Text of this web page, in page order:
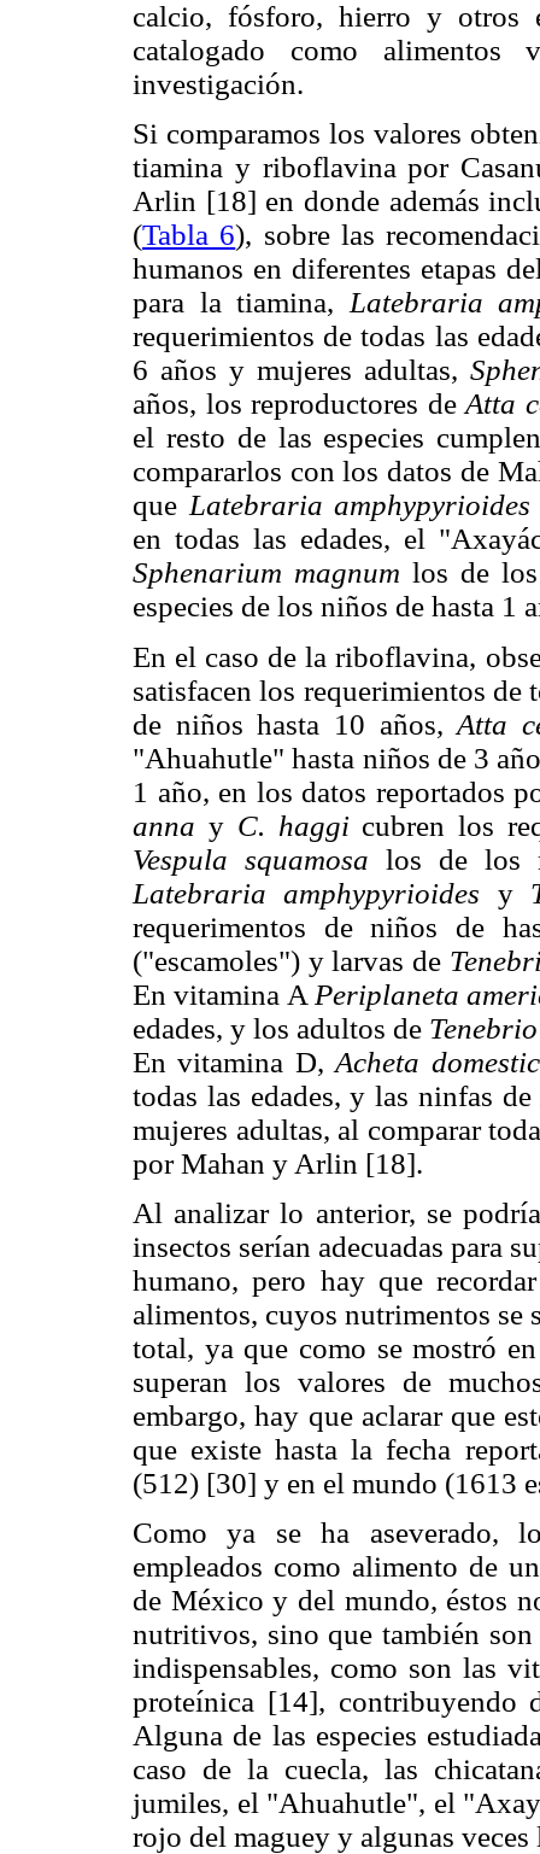
calcio, fósforo, hierro y otros
catalogado como
investigación.
Si comparamos los valores
tiamina y riboflavina por
Arlin [18] en donde además
(Tabla 6), sobre las
humanos en diferentes etapas
para la tiamina, Latebraria
requerimientos de todas las
6 años y mujeres adultas,
años, los reproductores deAtta
el resto de las especies
compararlos con los datos de
que Latebraria amphypyrioides
en todas las edades, el
Sphenarium magnum los de
especies de los niños de hasta 1
En el caso de la riboflavina,
satisfacen los requerimientos de
de niños hasta 10 años,Atta
"Ahuahutle" hasta niños de 3
1 año, en los datos reportados
anna y C. haggicubren los
Vespula squamosa los de los
Latebraria amphypyrioides y
requerimentos de niños de
("escamoles") y larvas de
En vitamina A Periplaneta
edades, y los adultos de
En vitamina D,Acheta
todas las edades, y las ninfas de
mujeres adultas, al comparar
por Mahan y Arlin [18].
Al analizar lo anterior, se
insectos serían adecuadas para
humano, pero hay que
alimentos, cuyos nutrimentos se
total, ya que como se mostró
superan los valores de
embargo, hay que aclarar que
que existe hasta la fecha
(512) [30] y en el mundo (1613
Como ya se ha aseverado,
empleados como alimento de
de México y del mundo, éstos
nutritivos, sino que también
indispensables, como son las
proteínica [14], contribuyendo
Alguna de las especies
caso de la cuecla, las
jumiles, el "Ahuahutle", el
rojo del maguey y algunas veces